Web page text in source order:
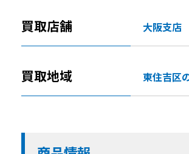
買取店舗 大阪支店
買取地域 東住吉区